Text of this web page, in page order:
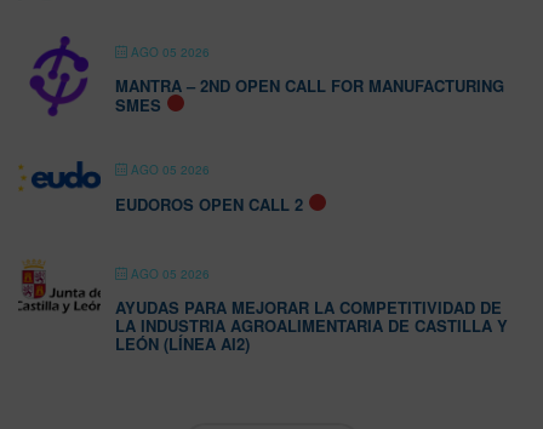
AGO 05 2026
MANTRA – 2ND OPEN CALL FOR MANUFACTURING
SMES
AGO 05 2026
EUDOROS OPEN CALL 2
AGO 05 2026
AYUDAS PARA MEJORAR LA COMPETITIVIDAD DE
LA INDUSTRIA AGROALIMENTARIA DE CASTILLA Y
LEÓN (LÍNEA AI2)